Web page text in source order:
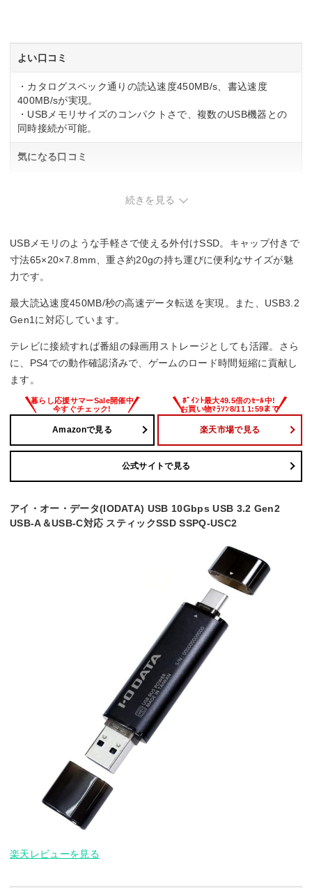
400 MB/s
よい口コミ
・カタログスペック通りの読込速度450MB/s、書込速度
400MB/sが実現。
・USBメモリサイズのコンパクトさで、複数のUSB機器との
同時接続が可能。
気になる口コミ
ュ切れが発生し速度が60MB/s程度に低下。
続きを見る
USBメモリのような手軽さで使える外付けSSD。キャップ付きで
寸法65×20×7.8mm、重さ約20gの持ち運びに便利なサイズが魅
力です。
最大読込速度450MB/秒の高速データ転送を実現。また、USB3.2
Gen1に対応しています。
テレビに接続すれば番組の録画用ストレージとしても活躍。さら
に、PS4での動作確認済みで、ゲームのロード時間短縮に貢献し
ます。
Amazonで見る 楽天市場で見る
公式サイトで見る
アイ・オー・データ(IODATA) USB 10Gbps USB 3.2 Gen2
USB-A＆USB-C対応 スティックSSD SSPQ-USC2
楽天レビューを見る